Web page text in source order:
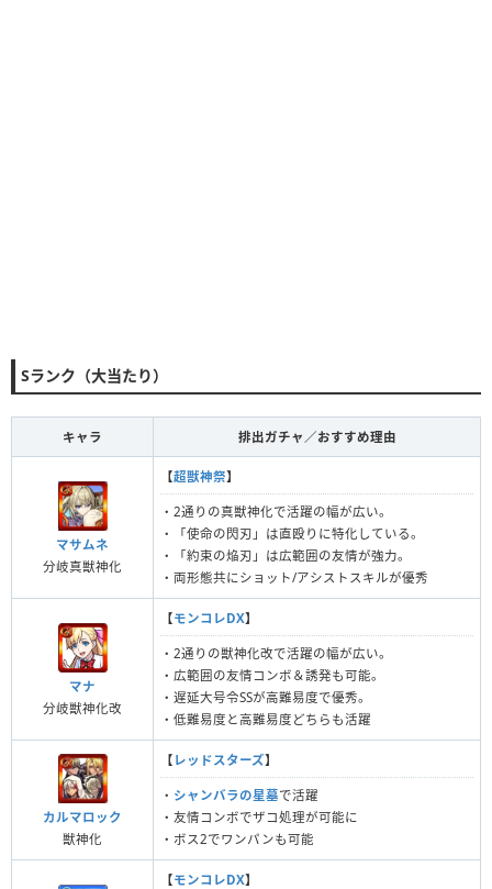
Sランク（大当たり）
キャラ 排出ガチャ／おすすめ理由
マサムネ
分岐真獣神化
【超獣神祭】
・2通りの真獣神化で活躍の幅が広い。
・「使命の閃刃」は直殴りに特化している。
・「約束の焔刃」は広範囲の友情が強力。
・両形態共にショット/アシストスキルが優秀
マナ
分岐獣神化改
【モンコレDX】
・2通りの獣神化改で活躍の幅が広い。
・広範囲の友情コンボ＆誘発も可能。
・遅延大号令SSが高難易度で優秀。
・低難易度と高難易度どちらも活躍
カルマロック
獣神化
【 レッドスターズ】
・ シャンバラの星墓で活躍
・友情コンボでザコ処理が可能に
・ボス2でワンパンも可能
【モンコレDX】